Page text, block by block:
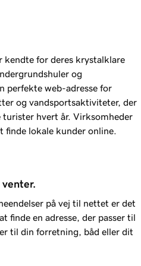
kendte for deres krystalklare
og
perfekte web-adresse for
og vandsportsaktiviteter, der
turister hvert år. Virksomheder
finde lokale kunder online.
på vej til nettet er det
finde en adresse, der passer til
til din forretning, båd eller dit